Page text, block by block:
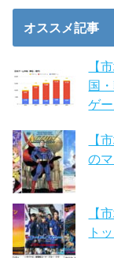
オススメ記事
【
国
ゲ
【
の
【
ト